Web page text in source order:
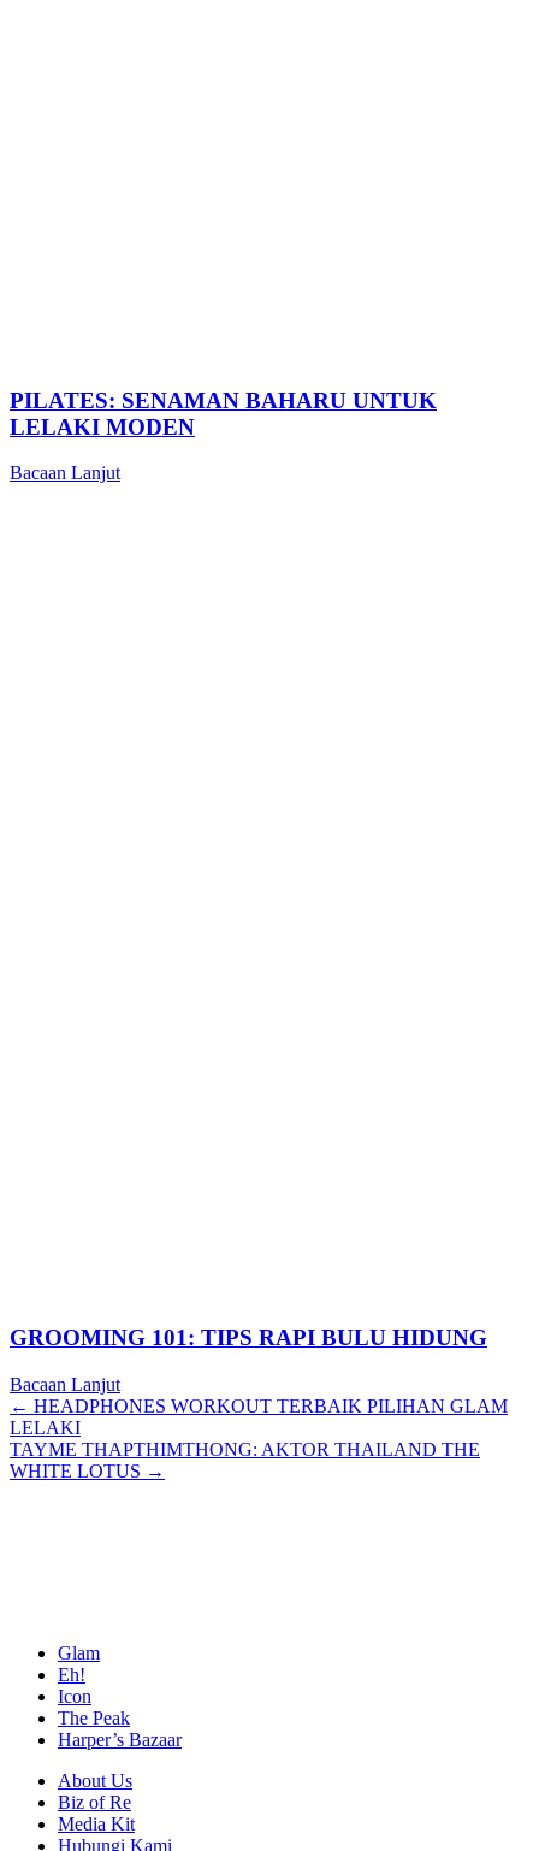
PILATES: SENAMAN BAHARU UNTUK
LELAKI MODEN
Bacaan Lanjut
GROOMING 101: TIPS RAPI BULU HIDUNG
Bacaan Lanjut
Posts
navigation
← HEADPHONES WORKOUT TERBAIK PILIHAN GLAM
LELAKI
TAYME THAPTHIMTHONG: AKTOR THAILAND THE
WHITE LOTUS →
Glam
Eh!
Icon
The Peak
Harper’s Bazaar
About Us
Biz of Re
Media Kit
Hubungi Kami